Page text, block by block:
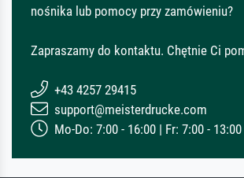
nośnika lub pomocy przy zamówieniu?
Zapraszamy do kontaktu. Chętnie Ci
+43 4257 29415
support@meisterdrucke.com
Mo-Do: 7:00 - 16:00 | Fr: 7:00 - 13:00